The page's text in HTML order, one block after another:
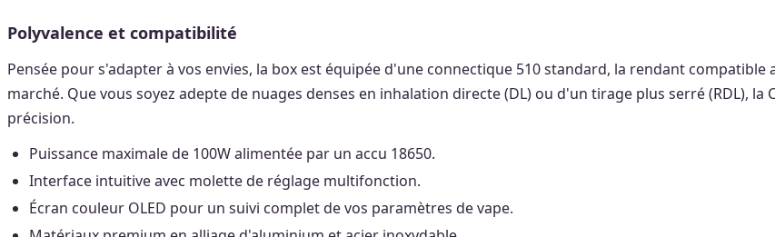
Polyvalence et compatibilité
Pensée pour s'adapter à vos envies, la box est équipée d'une connectique 510 standard, la rendant
marché. Que vous soyez adepte de nuages denses en inhalation directe (DL) ou d'un tirage plus serré (RDL),
précision.
Puissance maximale de 100W alimentée par un accu 18650.
Interface intuitive avec molette de réglage multifonction.
Écran couleur OLED pour un suivi complet de vos paramètres de vape.